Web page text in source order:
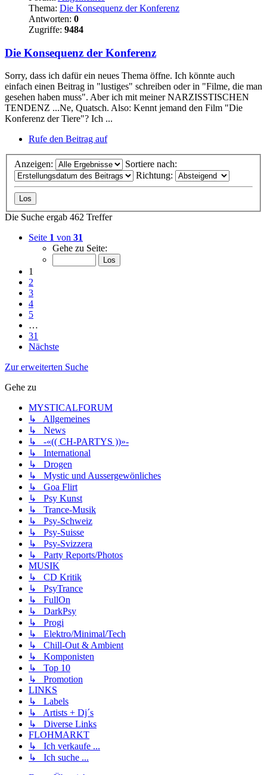
Thema: Die Konsequenz der Konferenz
Antworten: 0
Zugriffe: 9484
Die Konsequenz der Konferenz
Sorry, dass ich dafür ein neues Thema öffne. Ich könnte auch
einfach einen Beitrag in "lustiges" schreiben oder in "Filme, die man
gesehen haben muss". Aber ich mit meiner NARZISSTISCHEN
TENDENZ ...Ne, Quatsch. Also: Kennt jemand den Film "Die
Konferenz der Tiere"? Ich ...
Rufe den Beitrag auf
Anzeigen:
Sortiere nach:
Richtung:
Die Suche ergab 462 Treffer
Seite 1 von 31
Gehe zu Seite:
1
2
3
4
5
…
31
Nächste
Zur erweiterten Suche
Gehe zu
MYSTICALFORUM
↳ Allgemeines
↳ News
↳ -«(( CH-PARTYS ))»-
↳ International
↳ Drogen
↳ Mystic und Aussergewönliches
↳ Goa Flirt
↳ Psy Kunst
↳ Trance-Musik
↳ Psy-Schweiz
↳ Psy-Suisse
↳ Psy-Svizzera
↳ Party Reports/Photos
MUSIK
↳ CD Kritik
↳ PsyTrance
↳ FullOn
↳ DarkPsy
↳ Progi
↳ Elektro/Minimal/Tech
↳ Chill-Out & Ambient
↳ Komponisten
↳ Top 10
↳ Promotion
LINKS
↳ Labels
↳ Artists + Dj´s
↳ Diverse Links
FLOHMARKT
↳ Ich verkaufe ...
↳ Ich suche ...